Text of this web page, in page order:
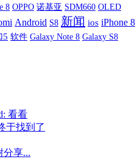
8 OPPO 诺基亚 SDM660 OLED
Android S8 新闻 ios iPhone 8
5 软件 Galaxy Note 8 Galaxy S8
看看
于找到了
分享...